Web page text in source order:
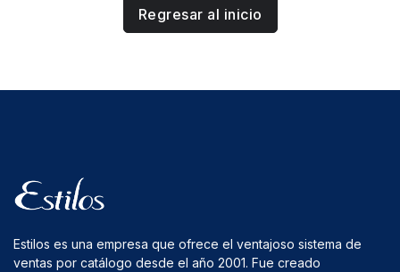
Regresar al inicio
Estilos es una empresa que ofrece el ventajoso sistema de
ventas por catálogo desde el año 2001. Fue creado